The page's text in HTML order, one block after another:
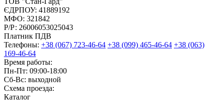
ЄДРПОУ: 41889192
МФО: 321842
Р/Р: 26006053025043
Платник ПДВ
Телефоны: +38 (067) 723-46-64 +38 (099) 465-46-64 +38 (063)
169-46-64
Время работы:
Пн-Пт: 09:00-18:00
Сб-Вс: выходной
Схема проезда:
Каталог